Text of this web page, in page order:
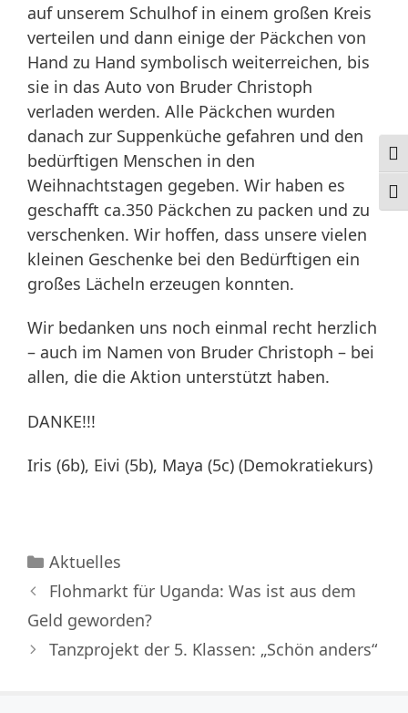
auf unserem Schulhof in einem großen Kreis
verteilen und dann einige der Päckchen von
Hand zu Hand symbolisch weiterreichen, bis
sie in das Auto von Bruder Christoph
verladen werden. Alle Päckchen wurden
danach zur Suppenküche gefahren und den
bedürftigen Menschen in den
Weihnachtstagen gegeben. Wir haben es
geschafft ca.350 Päckchen zu packen und zu
verschenken. Wir hoffen, dass unsere vielen
kleinen Geschenke bei den Bedürftigen ein
großes Lächeln erzeugen konnten.
Wir bedanken uns noch einmal recht herzlich
– auch im Namen von Bruder Christoph – bei
allen, die die Aktion unterstützt haben.
DANKE!!!
Iris (6b), Eivi (5b), Maya (5c) (Demokratiekurs)
Kategorien
Aktuelles
Flohmarkt für Uganda: Was ist aus dem
Geld geworden?
Tanzprojekt der 5. Klassen: „Schön anders“